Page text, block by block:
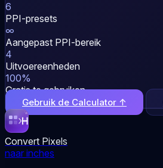
6
PPI-presets
∞
Aangepast PPI-bereik
4
Uitvoereenheden
100%
Gratis te gebruiken
Gebruik de Calculator ↑
Convert Pixels
naar inches